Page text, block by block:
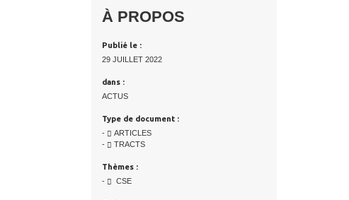
À PROPOS
Publié le :
29 JUILLET 2022
dans :
ACTUS
Type de document :
-
ARTICLES
-
TRACTS
Thèmes :
-
CSE